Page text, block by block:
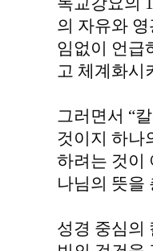
의 자유와
임없이 언급
고 체계화시
그러면서 “
것이지 하나
하려는 것이
나님의 뜻을
성경 중심의